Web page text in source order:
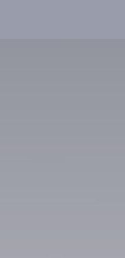
gestion des cookies